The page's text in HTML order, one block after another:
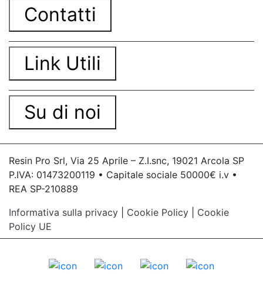
Contatti
Link Utili
Su di noi
Resin Pro Srl, Via 25 Aprile – Z.I.snc, 19021 Arcola SP
P.IVA: 01473200119 • Capitale sociale 50000€ i.v •
REA SP-210889
Informativa sulla privacy
Cookie Policy
Cookie
Policy UE